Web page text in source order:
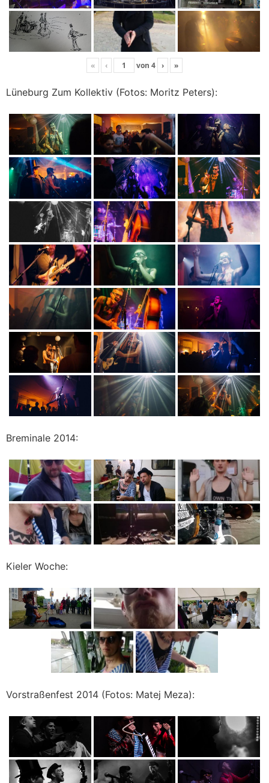
« ‹ von 4 › »
Lüneburg Zum Kollektiv (Fotos: Moritz Peters):
Breminale 2014:
Kieler Woche:
Vorstraßenfest 2014 (Fotos: Matej Meza):